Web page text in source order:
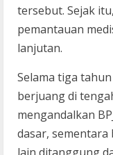
tersebut. Sejak
pemantauan
lanjutan.
Selama tiga
berjuang di
mengandalkan
dasar,